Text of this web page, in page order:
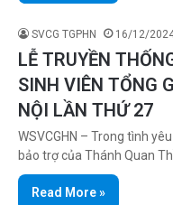
SVCG TGPHN 16/12/
LỄ TRUYỀN
SINH VIÊN TỔNG
NỘI LẦN THỨ 27
WSVCGHN – Trong tình
bảo trợ của Thánh Quan
Read More »